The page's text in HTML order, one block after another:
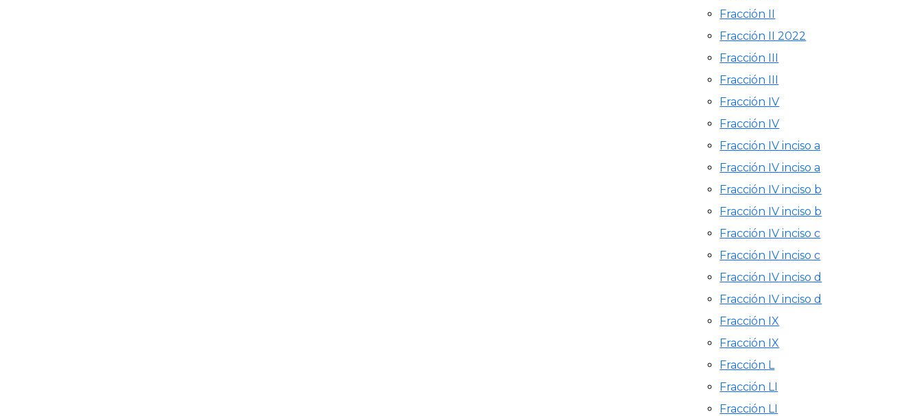
Fracción II
Fracción II 2022
Fracción III
Fracción III
Fracción IV
Fracción IV
Fracción IV inciso a
Fracción IV inciso a
Fracción IV inciso b
Fracción IV inciso b
Fracción IV inciso c
Fracción IV inciso c
Fracción IV inciso d
Fracción IV inciso d
Fracción IX
Fracción IX
Fracción L
Fracción LI
Fracción LI